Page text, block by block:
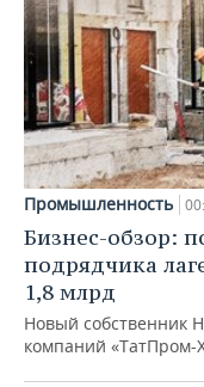
Промышленность
Бизнес-обзор:
подрядчика
1,8 млрд
Новый собственник
компаний «ТатПром-